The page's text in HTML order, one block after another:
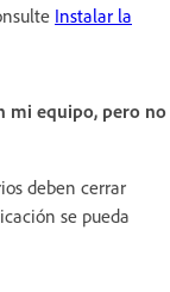
Instalar la
mi equipo, pero no
deben cerrar
se pueda